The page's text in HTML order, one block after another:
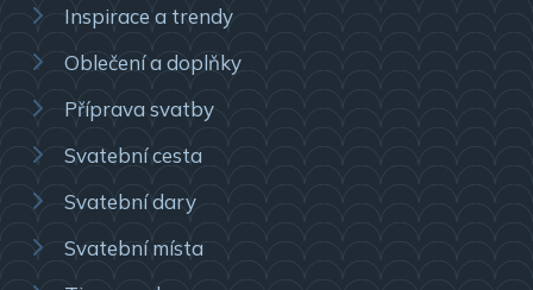
Inspirace a trendy
Oblečení a doplňky
Příprava svatby
Svatební cesta
Svatební dary
Svatební místa